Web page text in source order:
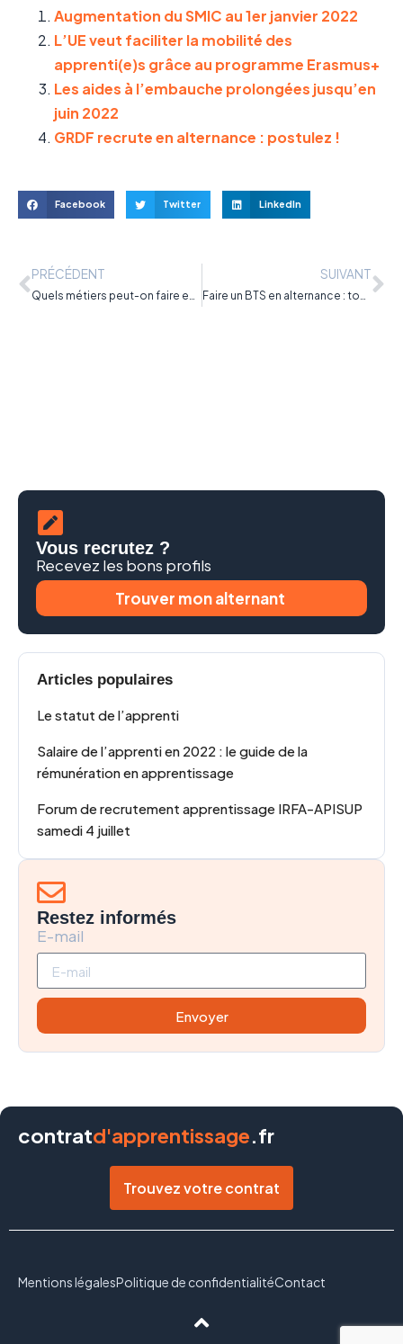
Augmentation du SMIC au 1er janvier 2022
L’UE veut faciliter la mobilité des
apprenti(e)s grâce au programme Erasmus+
Les aides à l’embauche prolongées jusqu’en
juin 2022
GRDF recrute en alternance : postulez !
Facebook Twitter LinkedIn
PRÉCÉDENT
Quels métiers peut-on faire en contrat d’apprentissage quand on a 16 ans ?
SUIVANT
Faire un BTS en alternance : tout savoir
Vous recrutez ?
Recevez les bons profils
Trouver mon alternant
Articles populaires
Le statut de l’apprenti
Salaire de l’apprenti en 2022 : le guide de la
rémunération en apprentissage
Forum de recrutement apprentissage IRFA-APISUP
samedi 4 juillet
Restez informés
E-mail
Envoyer
contratd'apprentissage.fr
Trouvez votre contrat
Mentions légalesPolitique de confidentialitéContact